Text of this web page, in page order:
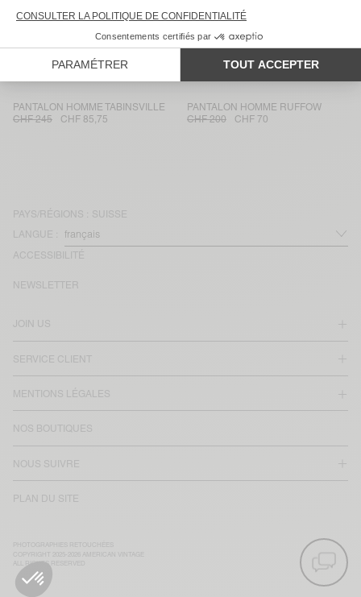
CHF 225
CHF 112,50
PANTALON HOMME CHOPAMY
CHF 180
CHF 63
PANTALON HOMME LUZIOL
CHF 68,25
CHF 115
CHF 80,50
PANTALON HOMME TABINSVILLE
CHF 245
CHF 85,75
PANTALON HOMME RUFFOW
CHF 200
CHF 70
PAYS/RÉGIONS : SUISSE
LANGUE :
ACCESSIBILITÉ
JOIN US
SERVICE CLIENT
MENTIONS LÉGALES
NOS BOUTIQUES
NOUS SUIVRE
PLAN DU SITE
NEWSLETTER
PHOTOGRAPHIES RETOUCHÉES
ALL RIGHTS RESERVED